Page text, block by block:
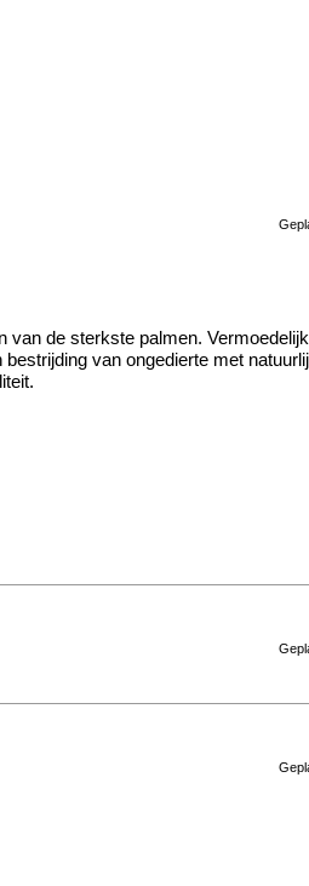
de sterkste palmen.
van ongedierte met